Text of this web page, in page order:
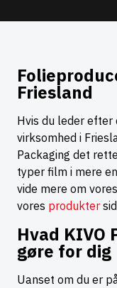
Friesland
Hvis du leder
virksomhed i
Packaging det
typer film i mere
vide mere om
vores produkter
Hvad KIVO
gøre for dig
Uanset om du er